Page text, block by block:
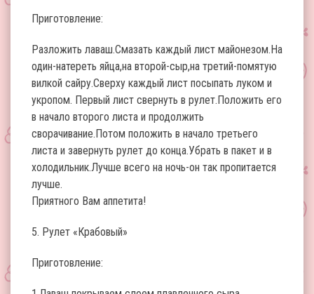
Приготовление:
Разложить лаваш.Смазать каждый лист майонезом.На
один-натереть яйца,на второй-сыр,на третий-помятую
вилкой сайру.Сверху каждый лист посыпать луком и
укропом. Первый лист свернуть в рулет.Положить его
в начало второго листа и продолжить
сворачивание.Потом положить в начало третьего
листа и завернуть рулет до конца.Убрать в пакет и в
холодильник.Лучше всего на ночь-он так пропитается
лучше.
Приятного Вам аппетита!
5. Рулет «Крабовый»
Приготовление: